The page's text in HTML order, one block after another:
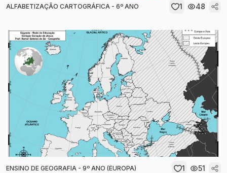
ALFABETIZAÇÃO CARTOGRÁFICA - 6º ANO 1 48
ENSINO DE GEOGRAFIA - 9º ANO (EUROPA) 1 51